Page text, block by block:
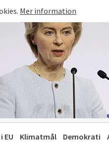
Mer information
EU Klimatmål Demokrati